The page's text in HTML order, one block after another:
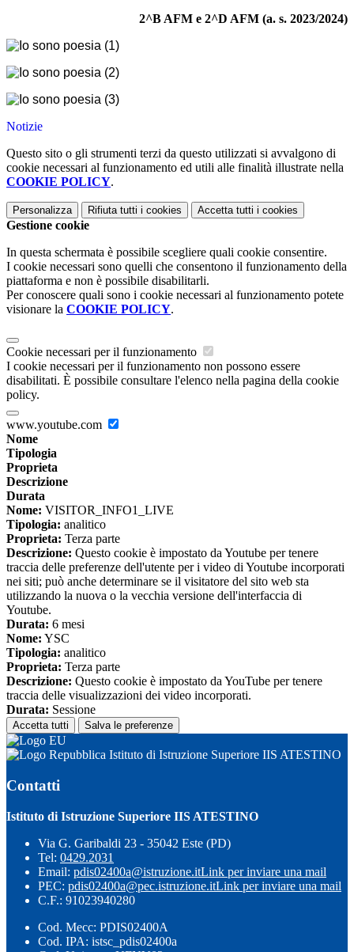
2^B AFM e 2^D AFM (a. s. 2023/2024)
Notizie
Questo sito o gli strumenti terzi da questo utilizzati si avvalgono di
cookie necessari al funzionamento ed utili alle finalità illustrate nella
COOKIE POLICY.
Personalizza Rifiuta tutti i cookies Accetta tutti i cookies
Gestione cookie
In questa schermata è possibile scegliere quali cookie consentire.
I cookie necessari sono quelli che consentono il funzionamento della
piattaforma e non è possibile disabilitarli.
Per conoscere quali sono i cookie necessari al funzionamento potete
visionare la COOKIE POLICY.
Cookie necessari per il funzionamento
I cookie necessari per il funzionamento non possono essere
disabilitati. È possibile consultare l'elenco nella pagina della cookie
policy.
www.youtube.com
Nome
Tipologia
Proprieta
Descrizione
Durata
Nome: VISITOR_INFO1_LIVE
Tipologia: analitico
Proprieta: Terza parte
Descrizione: Questo cookie è impostato da Youtube per tenere
traccia delle preferenze dell'utente per i video di Youtube incorporati
nei siti; può anche determinare se il visitatore del sito web sta
utilizzando la nuova o la vecchia versione dell'interfaccia di
Youtube.
Durata: 6 mesi
Nome: YSC
Tipologia: analitico
Proprieta: Terza parte
Descrizione: Questo cookie è impostato da YouTube per tenere
traccia delle visualizzazioni dei video incorporati.
Durata: Sessione
Accetta tutti Salva le preferenze
Istituto di Istruzione Superiore IIS ATESTINO
Contatti
Istituto di Istruzione Superiore IIS ATESTINO
Via G. Garibaldi 23 - 35042 Este (PD)
Tel: 0429.2031
Email: pdis02400a@istruzione.itLink per inviare una mail
PEC: pdis02400a@pec.istruzione.itLink per inviare una mail
C.F.: 91023940280
Cod. Mecc: PDIS02400A
Cod. IPA: istsc_pdis02400a